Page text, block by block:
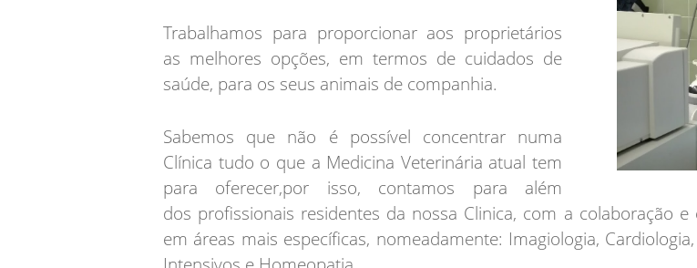
Trabalhamos para proporcionar aos proprietários
as melhores opções, em termos de cuidados de
saúde, para os seus animais de companhia.
Sabemos que não é possível concentrar numa
Clínica tudo o que a Medicina Veterinária atual tem
para oferecer,por isso, contamos para além
dos profissionais residentes da nossa Clinica, com a colaboração
em áreas mais específicas, nomeadamente: Imagiologia,